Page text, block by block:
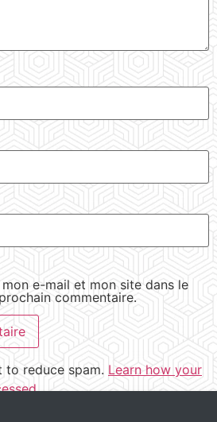
e-mail et mon site dans le
commentaire.
to reduce spam. Learn how your